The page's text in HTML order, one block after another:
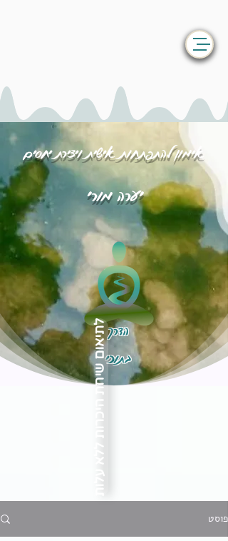
אימון להתפתחות אישית ויצירת יחסים
יערה מורי
הדרך
בתוכילתיאום שיחת היכרות ללא עלות
פוסט